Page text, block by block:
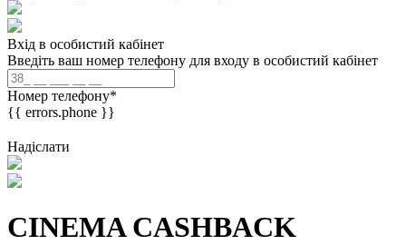
Вхід в особистий кабінет
Введіть ваш номер телефону для входу в особистий кабінет
Номер телефону*
{{ errors.phone }}
Надіслати
CINEMA CASHBACK